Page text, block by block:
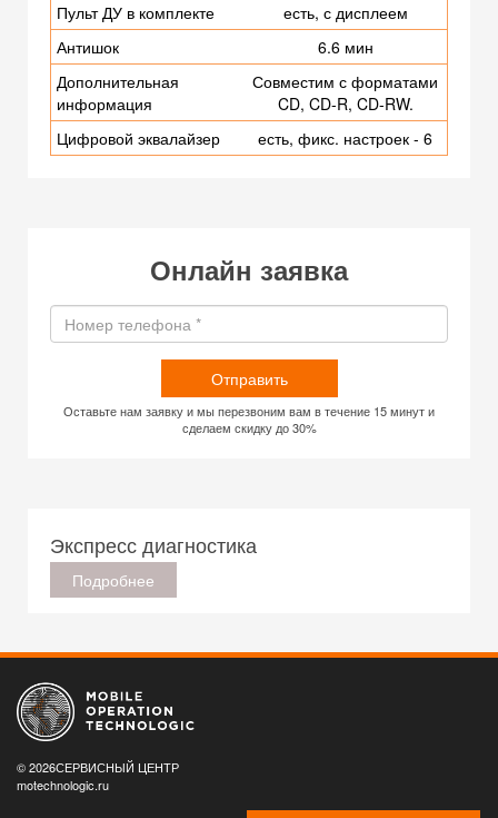
Пульт ДУ в комплекте
есть, с дисплеем
Антишок
6.6 мин
Дополнительная
информация
Совместим с форматами
CD, CD-R, CD-RW.
Цифровой эквалайзер
есть, фикс. настроек - 6
Онлайн заявка
Отправить
Оставьте нам заявку и мы перезвоним вам в течение 15 минут и
сделаем скидку до 30%
Экспресс диагностика
Подробнее
© 2026СЕРВИСНЫЙ ЦЕНТР
motechnologic.ru